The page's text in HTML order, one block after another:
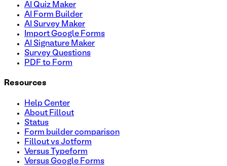
AI Quiz Maker
AI Form Builder
AI Survey Maker
Import Google Forms
AI Signature Maker
Survey Questions
PDF to Form
Resources
Help Center
About Fillout
Status
Form builder comparison
Fillout vs Jotform
Versus Typeform
Versus Google Forms